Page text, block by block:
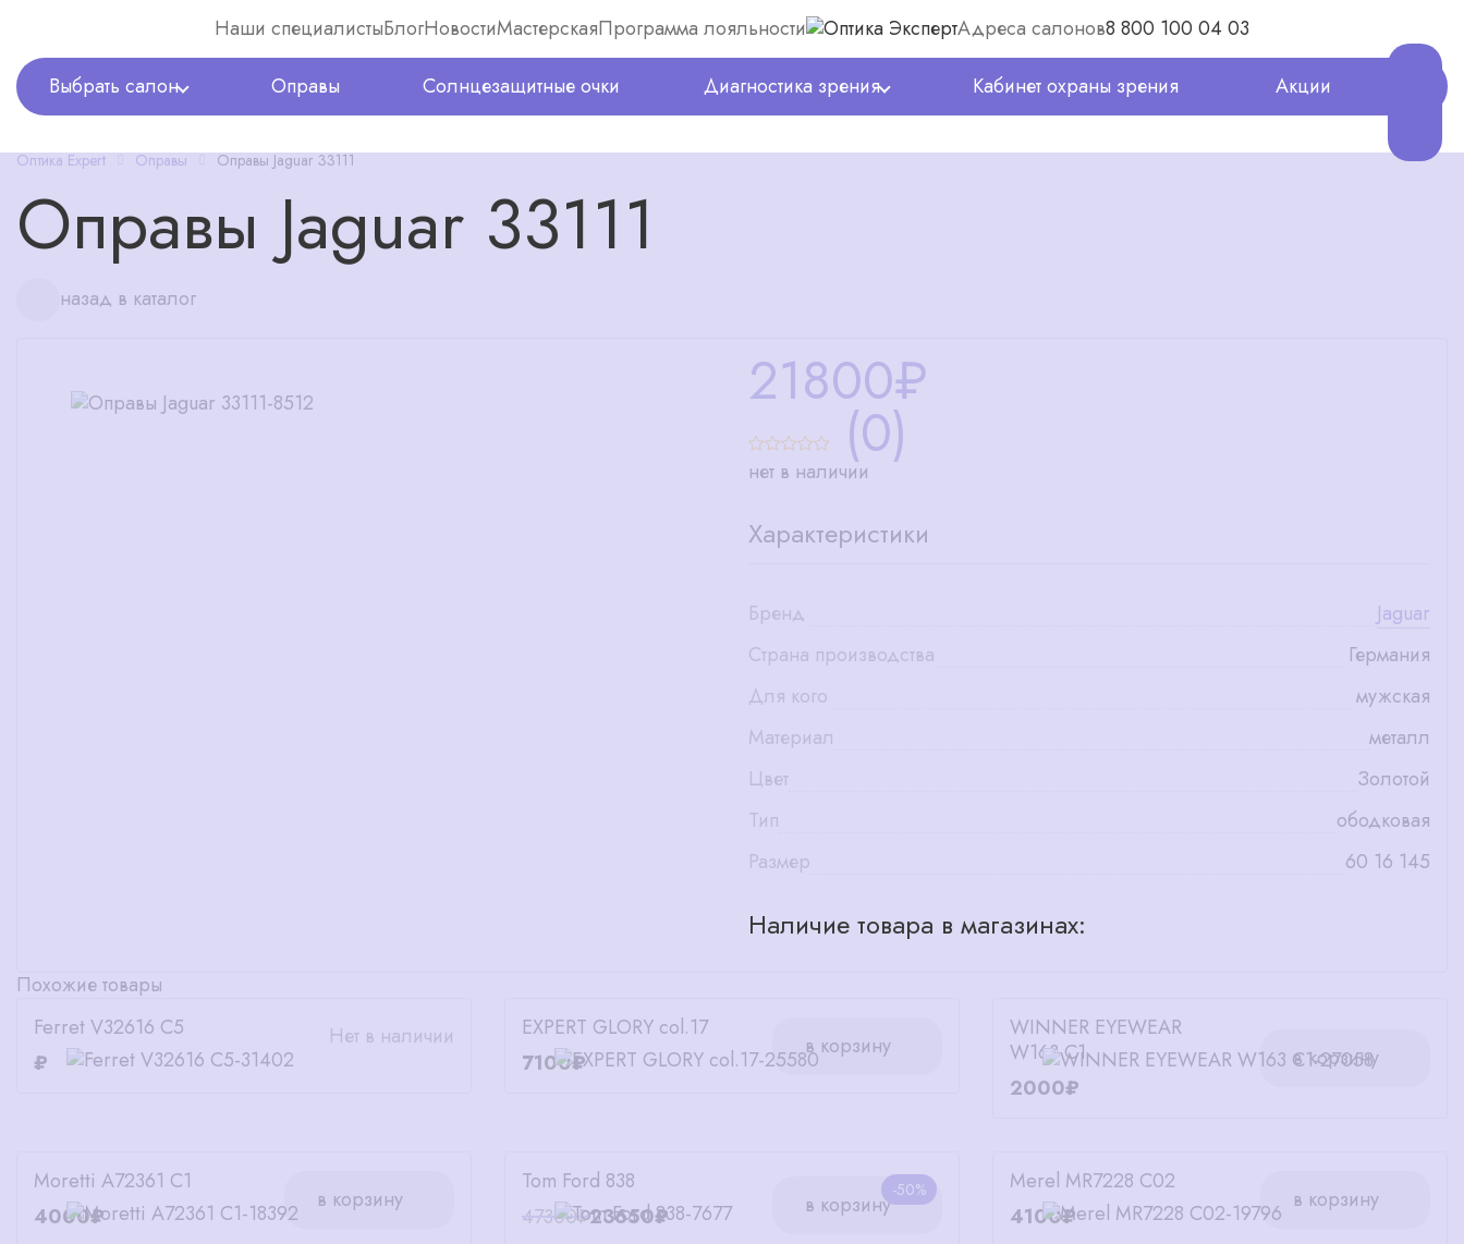
Наши специалистыБлогНовостиМастерскаяПрограмма лояльности Адреса салонов8 800 100 04 03
Выбрать салон Оправы Солнцезащитные очки Диагностика зрения Кабинет охраны зрения Акции
Оптика Expert Оправы Оправы Jaguar 33111
Оправы Jaguar 33111
назад в каталог
21800₽
(0)
нет в наличии
Характеристики
Бренд
Jaguar
Страна производства
Германия
Для кого
мужская
Материал
металл
Цвет
Золотой
Тип
ободковая
Размер
60 16 145
Наличие товара в магазинах:
Похожие товары
Ferret V32616 C5
₽
Нет в наличии
EXPERT GLORY col.17
7100₽
в корзину
WINNER EYEWEAR
W163 C1
2000₽
в корзину
Moretti A72361 C1
4000₽
в корзину -50%
Tom Ford 838
47300₽23650₽ в корзину
Merel MR7228 C02
4100₽
в корзину